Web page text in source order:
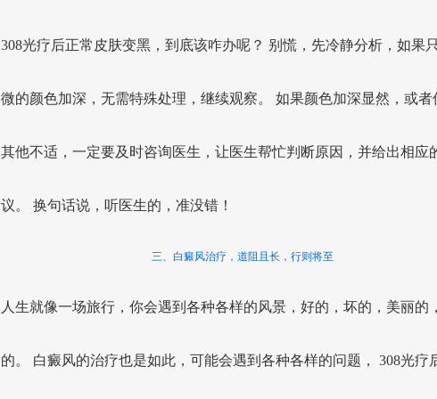
308光疗后正常皮肤变黑，到底该咋办呢？ 别慌，先冷静分析，如果
微的颜色加深，无需特殊处理，继续观察。 如果颜色加深显然，或者
其他不适，一定要及时咨询医生，让医生帮忙判断原因，并给出相应
议。 换句话说，听医生的，准没错！
三、白癜风治疗，道阻且长，行则将至
人生就像一场旅行，你会遇到各种各样的风景，好的，坏的，美丽的
的。 白癜风的治疗也是如此，可能会遇到各种各样的问题， 308光疗